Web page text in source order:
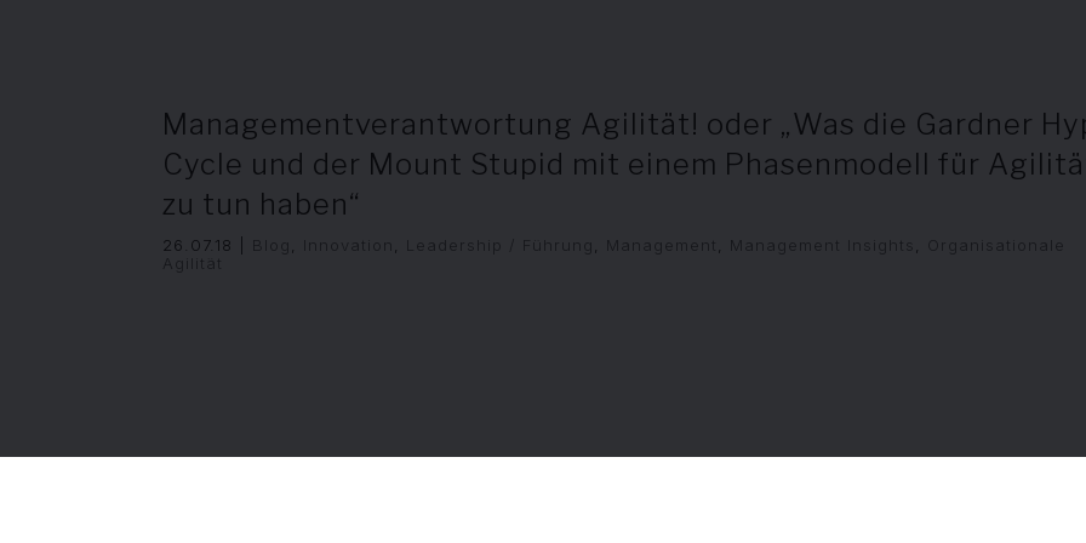
Managementverantwortung Agilität! oder „Was die Gardner
Cycle und der Mount Stupid mit einem Phasenmodell für
zu tun haben“
26.07.18 Blog Innovation Leadership / Führung Management Management Insights
Organisationale
Agilität